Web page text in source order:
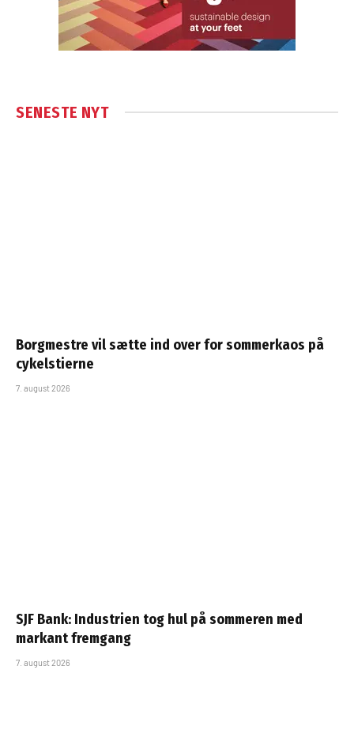
SENESTE NYT
Borgmestre vil sætte ind over for sommerkaos på
cykelstierne
7. august 2026
SJF Bank: Industrien tog hul på sommeren med
markant fremgang
7. august 2026